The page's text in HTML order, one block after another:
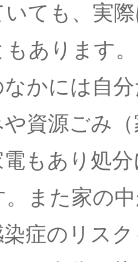
ても、実
あります。
なかには自
資源ごみ
もあり処
。また家の
症のリス